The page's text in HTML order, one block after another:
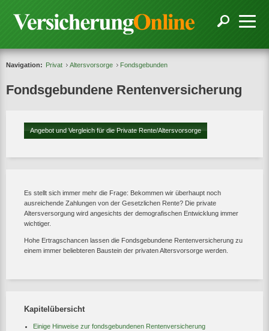
Navigation: Privat Altersvorsorge Fondsgebunden
Fondsgebundene Rentenversicherung
Angebot und Vergleich für die Private Rente/Altersvorsorge
Es stellt sich immer mehr die Frage: Bekommen wir überhaupt noch
ausreichende Zahlungen von der Gesetzlichen Rente? Die private
Altersversorgung wird angesichts der demografischen Entwicklung immer
wichtiger.
Hohe Ertragschancen lassen die Fondsgebundene Rentenversicherung zu
einem immer beliebteren Baustein der privaten Altersvorsorge werden.
Kapitelübersicht
Einige Hinweise zur fondsgebundenen Rentenversicherung